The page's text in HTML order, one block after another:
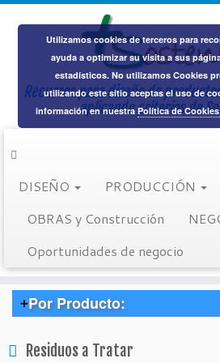
Saltar
contenido
Recursos para diseño de
aplicando criterios de
DISEÑO
PRODUCCIÓN
OBRAS y Construcción
Oportunidades de negocio
» Ladrillos
Buscar:
Suministradores:
Por Producto:
> Cuero
Residuos a Tratar
Utilizamos cookies de terceros para
ayuda a optimizar su visita a sus
estadísticos. No utilizamos Cookies
utilizando este sitio aceptas el uso de
información en nuestra Política de